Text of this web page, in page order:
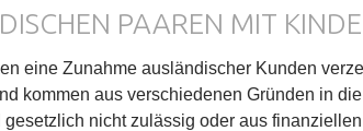
PAAREN MIT
eine Zunahme ausländischer Kunden
kommen aus verschiedenen Gründen in
nicht zulässig oder aus